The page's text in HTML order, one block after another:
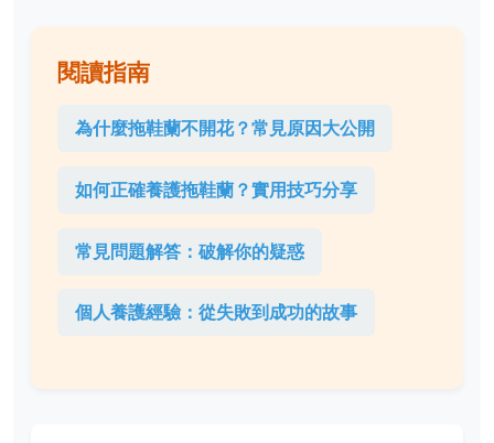
閱讀指南
為什麼拖鞋蘭不開花？常見原因大公開
如何正確養護拖鞋蘭？實用技巧分享
常見問題解答：破解你的疑惑
個人養護經驗：從失敗到成功的故事